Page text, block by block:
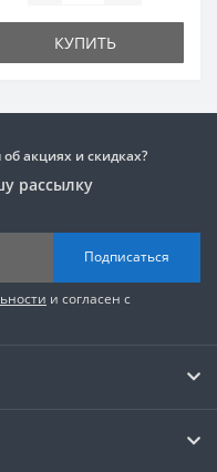
КУПИТЬ
акциях и скидках?
рассылку
Подписаться
и согласен с